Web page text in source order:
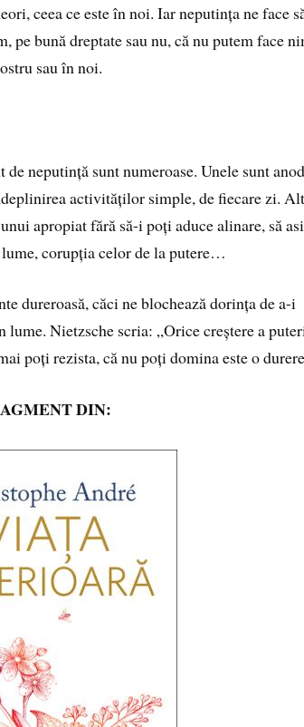
ceea ce este în noi. Iar neputința ne face
pe bună dreptate sau nu, că nu putem face
sau în noi.
neputință sunt numeroase. Unele sunt
activităților simple, de fiecare zi.
apropiat fără să-i poți aduce alinare, să
corupția celor de la putere…
dureroasă, căci ne blochează dorința de a-i
lume. Nietzsche scria: „Orice creștere a
poți rezista, că nu poți domina este o
DIN: